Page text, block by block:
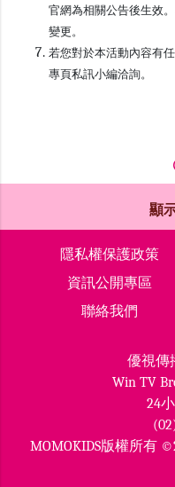
官網為相關公告後生效
變更。
若您對於本活動內容有
專頁私訊小編洽詢。
顯
隱私權保護政策
資訊公開專區
聯絡我們
優視傳
Win TV
24
MOMOKIDS版權所有